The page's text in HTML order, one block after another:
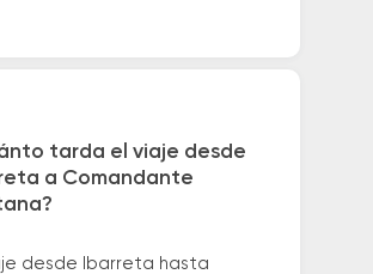
tarda el viaje desde
a Comandante
desde Ibarreta hasta